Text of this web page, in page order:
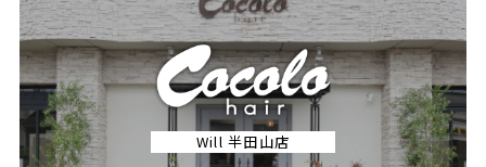
Will 半田山店